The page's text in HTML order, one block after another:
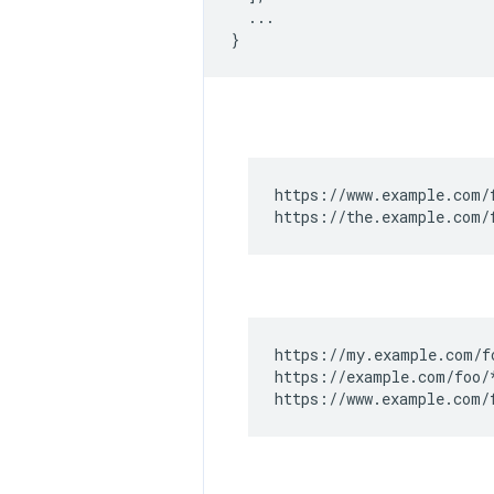
  ...
https://
https://
https://my.example.com/
https://example.com/foo/
https://www.example.com/